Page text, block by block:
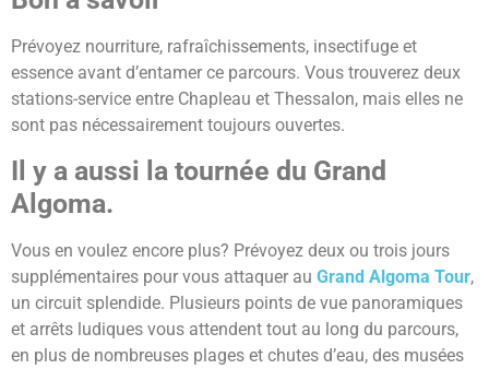
Prévoyez nourriture, rafraîchissements, insectifuge et
essence avant d’entamer ce parcours. Vous trouverez deux
stations-service entre Chapleau et Thessalon, mais elles ne
sont pas nécessairement toujours ouvertes.
Il y a aussi la tournée du Grand
Algoma.
Vous en voulez encore plus? Prévoyez deux ou trois jours
supplémentaires pour vous attaquer au Grand Algoma Tour,
un circuit splendide. Plusieurs points de vue panoramiques
et arrêts ludiques vous attendent tout au long du parcours,
en plus de nombreuses plages et chutes d’eau, des musées